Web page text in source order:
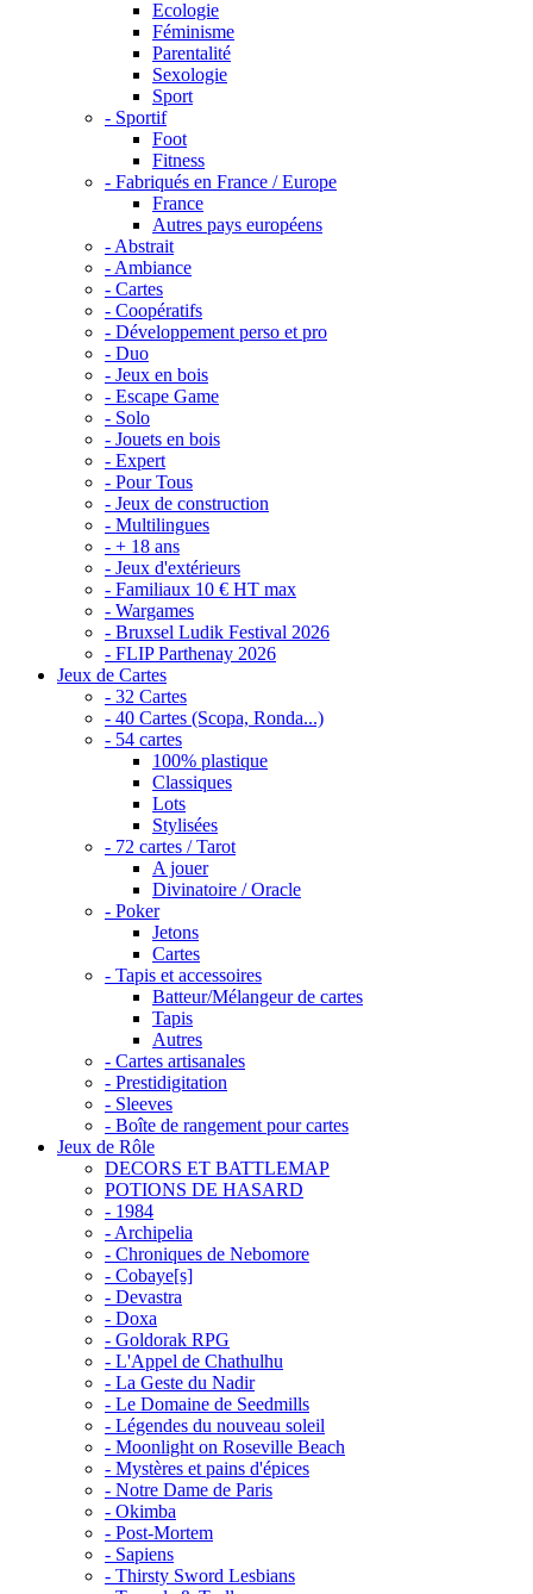
Ecologie
Féminisme
Parentalité
Sexologie
Sport
- Sportif
Foot
Fitness
- Fabriqués en France / Europe
France
Autres pays européens
- Abstrait
- Ambiance
- Cartes
- Coopératifs
- Développement perso et pro
- Duo
- Jeux en bois
- Escape Game
- Solo
- Jouets en bois
- Expert
- Pour Tous
- Jeux de construction
- Multilingues
- + 18 ans
- Jeux d'extérieurs
- Familiaux 10 € HT max
- Wargames
- Bruxsel Ludik Festival 2026
- FLIP Parthenay 2026
Jeux de Cartes
- 32 Cartes
- 40 Cartes (Scopa, Ronda...)
- 54 cartes
100% plastique
Classiques
Lots
Stylisées
- 72 cartes / Tarot
A jouer
Divinatoire / Oracle
- Poker
Jetons
Cartes
- Tapis et accessoires
Batteur/Mélangeur de cartes
Tapis
Autres
- Cartes artisanales
- Prestidigitation
- Sleeves
- Boîte de rangement pour cartes
Jeux de Rôle
DECORS ET BATTLEMAP
POTIONS DE HASARD
- 1984
- Archipelia
- Chroniques de Nebomore
- Cobaye[s]
- Devastra
- Doxa
- Goldorak RPG
- L'Appel de Chathulhu
- La Geste du Nadir
- Le Domaine de Seedmills
- Légendes du nouveau soleil
- Moonlight on Roseville Beach
- Mystères et pains d'épices
- Notre Dame de Paris
- Okimba
- Post-Mortem
- Sapiens
- Thirsty Sword Lesbians